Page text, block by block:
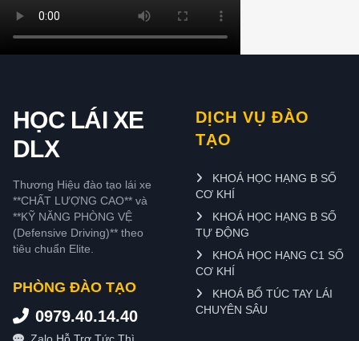
HỌC LÁI XE
DLX
Thương Hiệu đào tạo lái xe
**CHẤT LƯỢNG CAO** và
**KỸ NĂNG PHÒNG VỆ
(Defensive Driving)** theo
tiêu chuẩn Elite.
PHÒNG ĐÀO TẠO
0979.40.14.40
DỊCH VỤ ĐÀO
TẠO
KHOÁ HỌC HẠNG B SỐ
CƠ KHÍ
KHOÁ HỌC HẠNG B SỐ
TỰ ĐỘNG
KHOÁ HỌC HẠNG C1 SỐ
CƠ KHÍ
KHOÁ BỔ TÚC TAY LÁI
CHUYÊN SÂU